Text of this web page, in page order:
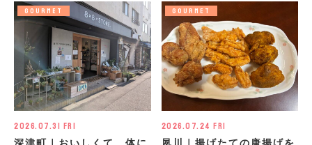
GOURMET
2026.07.31 Fri
GOURMET
2026.07.24 Fri